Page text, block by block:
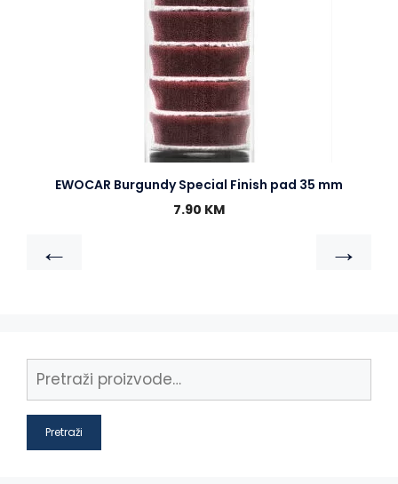
EWOCAR Burgundy Special Finish pad 35 mm
7.90 KM
← →
Pretraži